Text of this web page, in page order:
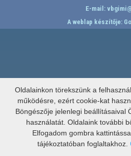
E-mail:
A weblap készítője:
Oldalainkon törekszünk a
működésre, ezért cookie-kat
Böngészője jelenlegi beállításaival
használatát. Oldalaink további
Elfogadom gombra
tájékoztatóban foglaltakhoz.